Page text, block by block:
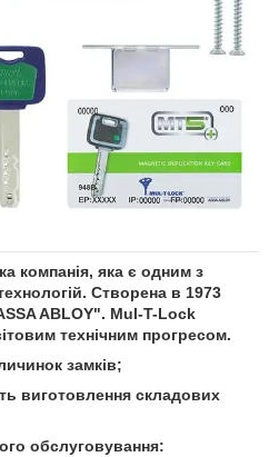
компанія, яка є одним з
Створена в 1973
ABLOY". Mul-T-Lock
технічним прогресом.
замків;
виготовлення складових
обслуговування: